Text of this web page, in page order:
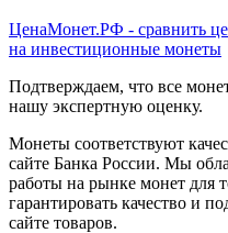
ЦенаМонет.РФ - сравнить
на инвестиционные монеты
Подтверждаем, что все
нашу экспертную оценку.
Монеты соответствуют
сайте Банка России. Мы
работы на рынке монет для
гарантировать качество и
сайте товаров.